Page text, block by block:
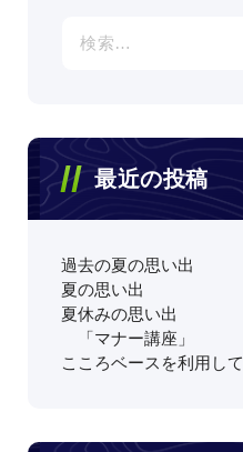
最近の投稿
過去の夏の思い出
夏の思い出
夏休みの思い出
「マナー講座」
こころベースを利用して